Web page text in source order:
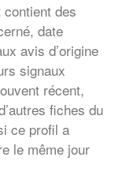
des
date
avis d’origine
signaux
récent,
fiches du
ce profil a
le même jour